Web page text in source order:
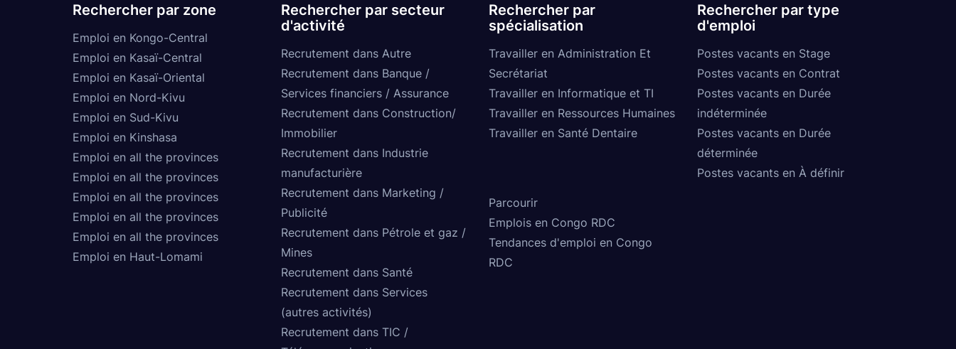
Rechercher par zone
Emploi en Kongo-Central
Emploi en Kasaï-Central
Emploi en Kasaï-Oriental
Emploi en Nord-Kivu
Emploi en Sud-Kivu
Emploi en Kinshasa
Emploi en all the provinces
Emploi en all the provinces
Emploi en all the provinces
Emploi en all the provinces
Emploi en all the provinces
Emploi en Haut-Lomami
Rechercher par secteur
d'activité
Recrutement dans Autre
Recrutement dans Banque /
Services financiers / Assurance
Recrutement dans Construction/
Immobilier
Recrutement dans Industrie
manufacturière
Recrutement dans Marketing /
Publicité
Recrutement dans Pétrole et gaz /
Mines
Recrutement dans Santé
Recrutement dans Services
(autres activités)
Recrutement dans TIC /
Rechercher par
spécialisation
Travailler en Administration Et
Secrétariat
Travailler en Informatique et TI
Travailler en Ressources Humaines
Travailler en Santé Dentaire
Rechercher par type
d'emploi
Postes vacants en Stage
Postes vacants en Contrat
Postes vacants en Durée
indéterminée
Postes vacants en Durée
déterminée
Postes vacants en À définir
Parcourir
Emplois en Congo RDC
Tendances d'emploi en Congo
RDC